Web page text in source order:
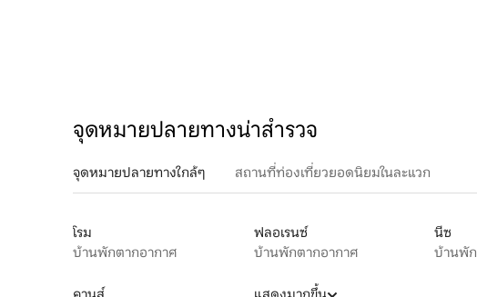
จุดหมายปลายทางน่าสำรวจ
จุดหมายปลายทางใกล้ๆ สถานที่ท่องเที่ยวยอดนิยมในละแวก
โรม
บ้านพักตากอากาศ
ฟลอเรนซ์
บ้านพักตากอากาศ
นีซ
บ้านพั